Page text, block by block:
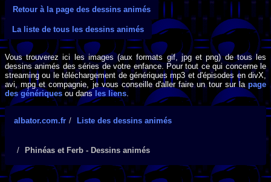
Retour à la page des dessins animés
La liste de tous les dessins animés
Vous trouverez ici les images (aux formats gif, jpg et png) de tous les
dessins animés des séries de votre enfance. Pour tout ce qui concerne le
streaming ou le téléchargement de génériques mp3 et d'épisodes en divX,
avi, mpg et compagnie, je vous conseille d'aller faire un tour sur lapage
des génériques ou dans les liens
albator.com.fr Liste des dessins animés
Phinéas et Ferb - Dessins animés